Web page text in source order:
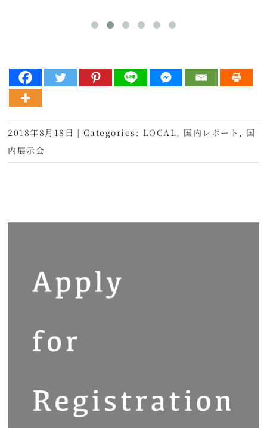
2018年8月18日 | Categories: LOCAL, 国内レポート , 国
内展示会